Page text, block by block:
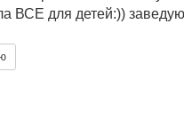
ВСЕ для детей:))